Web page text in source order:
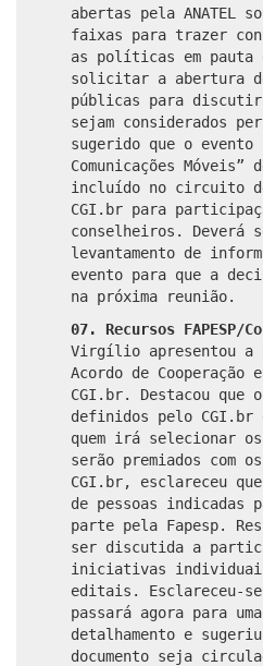
abertas pela ANATEL
faixas para trazer
as políticas em
solicitar a abertura
públicas para discutir
sejam considerados
sugerido que o evento
Comunicações Móveis”
incluído no circuito
CGI.br para
conselheiros. Deverá
levantamento de
evento para que a
na próxima reunião.
07. Recursos FAPESP/
Virgílio apresentou a
Acordo de Cooperação
CGI.br. Destacou que
definidos pelo CGI.br
quem irá selecionar
serão premiados com
CGI.br, esclareceu
de pessoas indicadas
parte pela Fapesp.
ser discutida a
iniciativas
editais. Esclareceu-se
passará agora para
detalhamento e
documento seja